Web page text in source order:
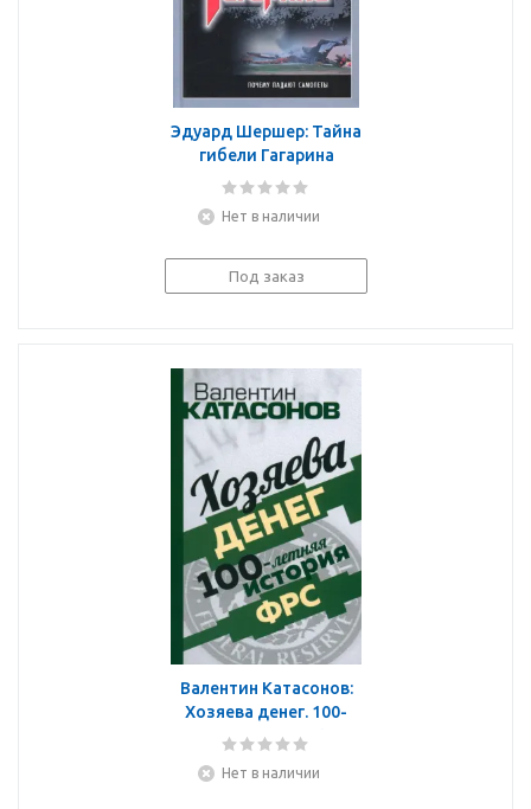
Эдуард Шершер: Тайна
гибели Гагарина
Нет в наличии
Под заказ
Валентин Катасонов:
Хозяева денег. 100-
летняя история ФРС
Нет в наличии